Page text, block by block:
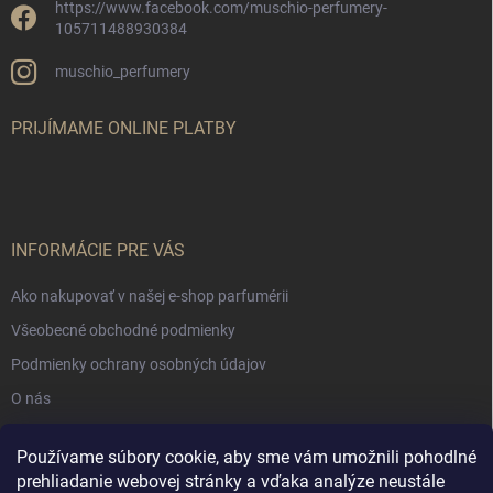
Používame súbory cookie, aby sme vám umožnili pohodlné
prehliadanie webovej stránky a vďaka analýze neustále
https://www.facebook.com/muschio-perfumery-
105711488930384
muschio_perfumery
PRIJÍMAME ONLINE PLATBY
INFORMÁCIE PRE VÁS
Ako nakupovať v našej e-shop parfumérii
Všeobecné obchodné podmienky
Podmienky ochrany osobných údajov
O nás
NÁKUPNÝ KOŠÍK